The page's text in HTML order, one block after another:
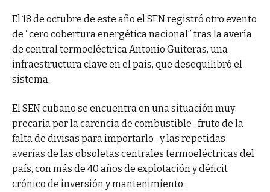
El 18 de octubre de este año el SEN registró otro evento
de “cero cobertura energética nacional” tras la avería
de central termoeléctrica Antonio Guiteras, una
infraestructura clave en el país, que desequilibró el
sistema.
El SEN cubano se encuentra en una situación muy
precaria por la carencia de combustible -fruto de la
falta de divisas para importarlo- y las repetidas
averías de las obsoletas centrales termoeléctricas del
país, con más de 40 años de explotación y déficit
crónico de inversión y mantenimiento.